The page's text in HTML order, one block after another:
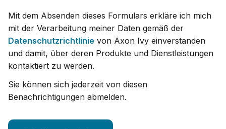
Mit dem Absenden dieses Formulars erkläre ich mich
mit der Verarbeitung meiner Daten gemäß der
Datenschutzrichtlinie von Axon Ivy einverstanden
und damit, über deren Produkte und Dienstleistungen
kontaktiert zu werden.
Sie können sich jederzeit von diesen
Benachrichtigungen abmelden.